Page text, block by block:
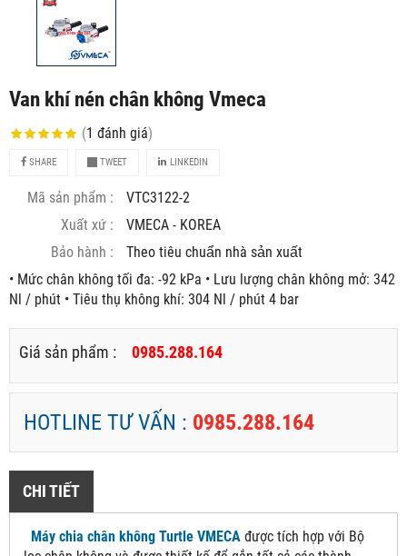
Van khí nén chân không Vmeca
(1 đánh giá)
SHARE TWEET LINKEDIN
Mã sản phẩm :
VTC3122-2
Xuất xứ :
VMECA - KOREA
Bảo hành :
Theo tiêu chuẩn nhà sản xuất
• Mức chân không tối đa: -92 kPa • Lưu lượng chân không mở: 342
Nl / phút • Tiêu thụ không khí: 304 Nl / phút 4 bar
Giá sản phẩm : 0985.288.164
HOTLINE TƯ VẤN : 0985.288.164
CHI TIẾT
Máy chia chân không Turtle VMECA được tích hợp với Bộ